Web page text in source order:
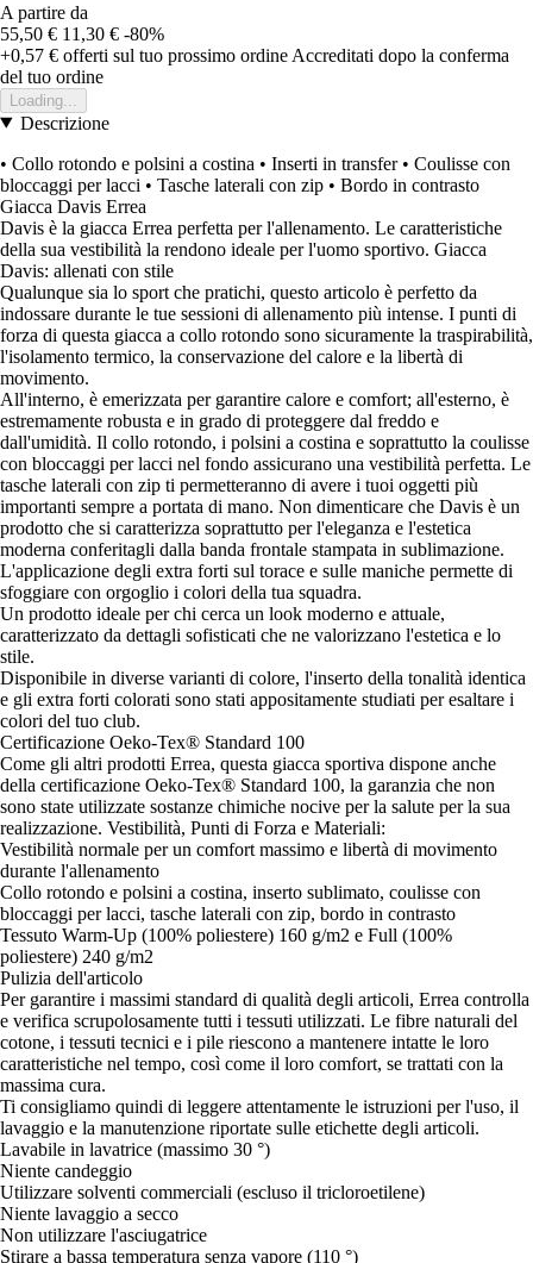
A partire da
55,50 € 11,30 € -80%
+0,57 € offerti sul tuo prossimo ordine Accreditati dopo la conferma
del tuo ordine
Loading...
Descrizione
• Collo rotondo e polsini a costina • Inserti in transfer • Coulisse con
bloccaggi per lacci • Tasche laterali con zip • Bordo in contrasto
Giacca Davis Errea
Davis è la giacca Errea perfetta per l'allenamento. Le caratteristiche
della sua vestibilità la rendono ideale per l'uomo sportivo. Giacca
Davis: allenati con stile
Qualunque sia lo sport che pratichi, questo articolo è perfetto da
indossare durante le tue sessioni di allenamento più intense. I punti di
forza di questa giacca a collo rotondo sono sicuramente la traspirabilità,
l'isolamento termico, la conservazione del calore e la libertà di
movimento.
All'interno, è emerizzata per garantire calore e comfort; all'esterno, è
estremamente robusta e in grado di proteggere dal freddo e
dall'umidità. Il collo rotondo, i polsini a costina e soprattutto la coulisse
con bloccaggi per lacci nel fondo assicurano una vestibilità perfetta. Le
tasche laterali con zip ti permetteranno di avere i tuoi oggetti più
importanti sempre a portata di mano. Non dimenticare che Davis è un
prodotto che si caratterizza soprattutto per l'eleganza e l'estetica
moderna conferitagli dalla banda frontale stampata in sublimazione.
L'applicazione degli extra forti sul torace e sulle maniche permette di
sfoggiare con orgoglio i colori della tua squadra.
Un prodotto ideale per chi cerca un look moderno e attuale,
caratterizzato da dettagli sofisticati che ne valorizzano l'estetica e lo
stile.
Disponibile in diverse varianti di colore, l'inserto della tonalità identica
e gli extra forti colorati sono stati appositamente studiati per esaltare i
colori del tuo club.
Certificazione Oeko-Tex® Standard 100
Come gli altri prodotti Errea, questa giacca sportiva dispone anche
della certificazione Oeko-Tex® Standard 100, la garanzia che non
sono state utilizzate sostanze chimiche nocive per la salute per la sua
realizzazione. Vestibilità, Punti di Forza e Materiali:
Vestibilità normale per un comfort massimo e libertà di movimento
durante l'allenamento
Collo rotondo e polsini a costina, inserto sublimato, coulisse con
bloccaggi per lacci, tasche laterali con zip, bordo in contrasto
Tessuto Warm-Up (100% poliestere) 160 g/m2 e Full (100%
poliestere) 240 g/m2
Pulizia dell'articolo
Per garantire i massimi standard di qualità degli articoli, Errea controlla
e verifica scrupolosamente tutti i tessuti utilizzati. Le fibre naturali del
cotone, i tessuti tecnici e i pile riescono a mantenere intatte le loro
caratteristiche nel tempo, così come il loro comfort, se trattati con la
massima cura.
Ti consigliamo quindi di leggere attentamente le istruzioni per l'uso, il
lavaggio e la manutenzione riportate sulle etichette degli articoli.
Lavabile in lavatrice (massimo 30 °)
Niente candeggio
Utilizzare solventi commerciali (escluso il tricloroetilene)
Niente lavaggio a secco
Non utilizzare l'asciugatrice
Stirare a bassa temperatura senza vapore (110 °)